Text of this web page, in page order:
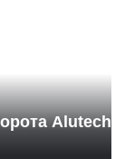
Alutech